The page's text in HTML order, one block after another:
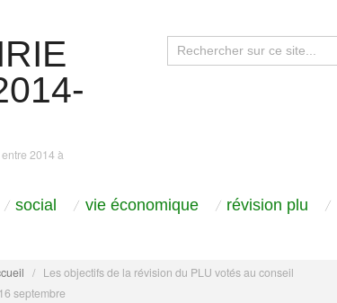
2014 à
social vie économique révision plu
/ Les objectifs de la révision du PLU votés au conseil
septembre